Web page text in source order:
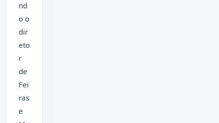
nd
o o
dir
eto
r
de
Fei
ras
e